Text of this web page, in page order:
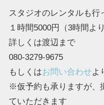
スタジオのレンタルも行
１時間5000円（3時間より
詳しくは渡辺まで
080-3279-9675
もしくはお問い合わせよ
※仮予約も承りますが、
ていただきます